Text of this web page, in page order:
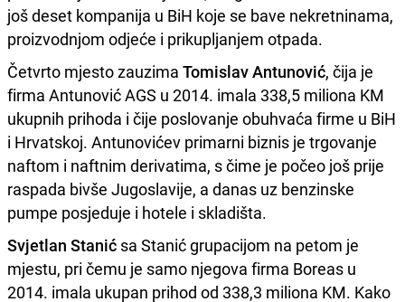
još deset kompanija u BiH koje se bave nekretninama,
proizvodnjom odjeće i prikupljanjem otpada.
Četvrto mjesto zauzima Tomislav Antunović, čija je
firma Antunović AGS u 2014. imala 338,5 miliona KM
ukupnih prihoda i čije poslovanje obuhvaća firme u BiH
i Hrvatskoj. Antunovićev primarni biznis je trgovanje
naftom i naftnim derivatima, s čime je počeo još prije
raspada bivše Jugoslavije, a danas uz benzinske
pumpe posjeduje i hotele i skladišta.
Svjetlan Stanić sa Stanić grupacijom na petom je
mjestu, pri čemu je samo njegova firma Boreas u
2014. imala ukupan prihod od 338,3 miliona KM. Kako